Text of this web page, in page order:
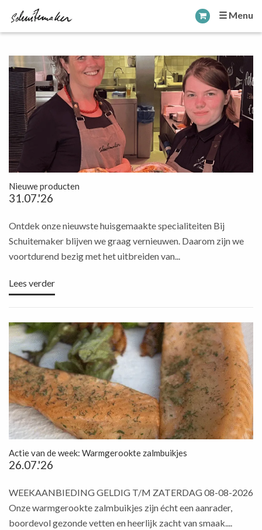
☰ Menu
Nieuwe producten
31.07.'26
Ontdek onze nieuwste huisgemaakte specialiteiten Bij
Schuitemaker blijven we graag vernieuwen. Daarom zijn we
voortdurend bezig met het uitbreiden van...
Lees verder
Actie van de week: Warmgerookte zalmbuikjes
26.07.'26
WEEKAANBIEDING GELDIG T/M ZATERDAG 08-08-2026
Onze warmgerookte zalmbuikjes zijn écht een aanrader,
boordevol gezonde vetten en heerlijk zacht van smaak....